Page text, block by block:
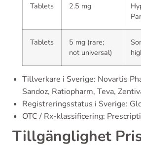
Tablets 2.5 mg
Tablets
5 mg (rare;
not universal)
Tillverkare i Sverige: Novartis
Sandoz, Ratiopharm, Teva,
Registreringsstatus i Sverige:
OTC / Rx-klassificering:
Tillgänglighet